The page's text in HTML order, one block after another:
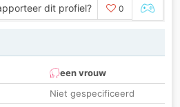
dit profiel? 0
een vrouw
Niet gespecificeerd